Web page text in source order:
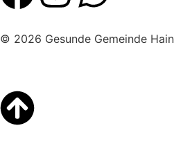
© 2026 Gesunde Gemeinde